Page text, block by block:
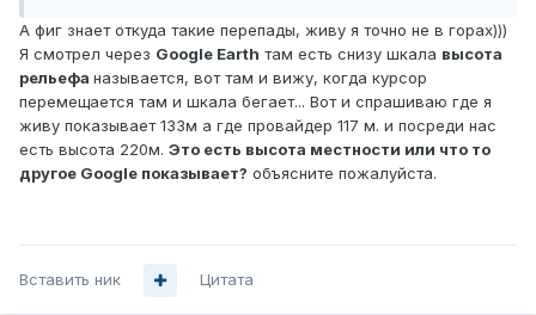
А фиг знает откуда такие перепады, живу я точно не в горах)))
Я смотрел через Google Earth там есть снизу шкала высота
рельефа называется, вот там и вижу, когда курсор
перемещается там и шкала бегает... Вот и спрашиваю где я
живу показывает 133м а где провайдер 117 м. и посреди нас
есть высота 220м. Это есть высота местности или что то
другое Google показывает? объясните пожалуйста.
Вставить ник Цитата